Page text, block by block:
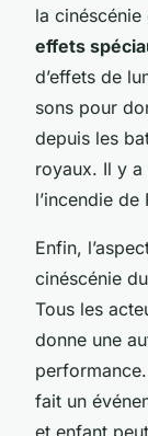
la cinéscénie
effets
d’effets de
sons pour
depuis les
royaux. Il y a
l’incendie de
Enfin,
cinéscénie
Tous les
donne une
fait un